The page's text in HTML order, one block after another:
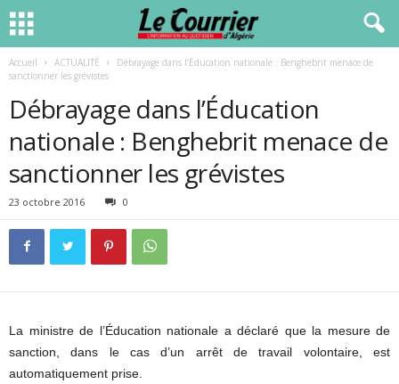
Accueil ACTUALITÉ
Débrayage dans l’Éducation nationale : Benghebrit menace de
sanctionner les grévistes
Débrayage dans l’Éducation
nationale : Benghebrit menace de
sanctionner les grévistes
23 octobre 2016 0
La ministre de l’Éducation nationale a déclaré que la mesure de
sanction, dans le cas d’un arrêt de travail volontaire, est
automatiquement prise.